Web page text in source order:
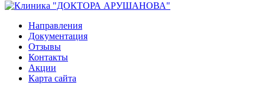
Направления
Документация
Отзывы
Контакты
Акции
Карта сайта